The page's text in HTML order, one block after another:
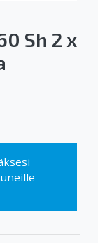
Sh 2 x